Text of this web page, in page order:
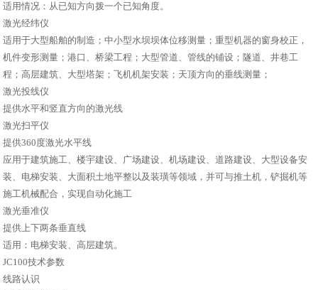
适用情况：从已知方向拨一个已知角度。
激光经纬仪
适用于大型船舶的制造；中小型水坝坝体位移测量；重型机器的窗身校正，
机件变形测量；港口、桥梁工程；大型管道、管线的铺设；隧道、井巷工
程；高层建筑、大型塔架；飞机机架安装；天顶方向的垂线测量；
激光投线仪
提供水平和竖直方向的激光线
激光扫平仪
提供360度激光水平线
应用于建筑施工、楼宇建设、广场建设、机场建设、道路建设、大型设备安
装、电梯安装、大面积土地平整以及装璜等领域，并可与推土机，铲掘机等
施工机械配合，实现自动化施工
激光垂准仪
提供上下两条垂直线
适用：电梯安装、高层建筑。
JC100技术参数
线路认识